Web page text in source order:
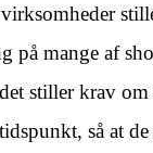
på mange af
stiller krav om
så at